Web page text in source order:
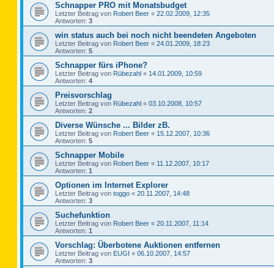
Schnapper PRO mit Monatsbudget
Letzter Beitrag von Robert Beer « 22.02.2009, 12:35
Antworten: 3
win status auch bei noch nicht beendeten Angeboten
Letzter Beitrag von Robert Beer « 24.01.2009, 18:23
Antworten: 5
Schnapper fürs iPhone?
Letzter Beitrag von Rübezahl « 14.01.2009, 10:59
Antworten: 4
Preisvorschlag
Letzter Beitrag von Rübezahl « 03.10.2008, 10:57
Antworten: 2
Diverse Wünsche ... Bilder zB.
Letzter Beitrag von Robert Beer « 15.12.2007, 10:36
Antworten: 5
Schnapper Mobile
Letzter Beitrag von Robert Beer « 11.12.2007, 10:17
Antworten: 1
Optionen im Internet Explorer
Letzter Beitrag von toggo « 20.11.2007, 14:48
Antworten: 3
Suchefunktion
Letzter Beitrag von Robert Beer « 20.11.2007, 11:14
Antworten: 1
Vorschlag: Überbotene Auktionen entfernen
Letzter Beitrag von EUGI « 06.10.2007, 14:57
Antworten: 3